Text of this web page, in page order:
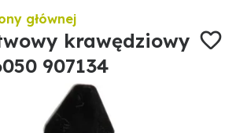
głównej
krawędziowy
907134